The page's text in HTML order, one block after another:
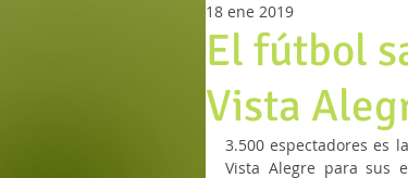
El fútbol
Vista
18 ene 2019
3.500 espectadores es
Vista Alegre para sus